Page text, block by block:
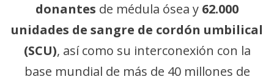
donantes de médula ósea y 62.000
unidades de sangre de cordón umbilical
(SCU), así como su interconexión con la
base mundial de más de 40 millones de